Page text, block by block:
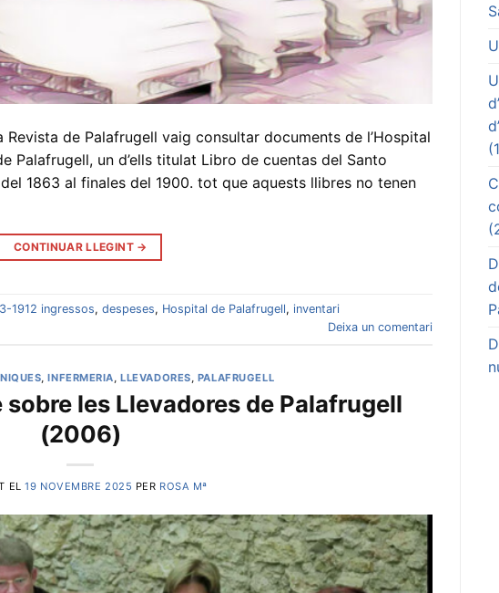
de Palafrugell vaig consultar documents de l’Hospital
Palafrugell, un d’ells titulat Libro de cuentas del Santo
1863 al finales del 1900. tot que aquests llibres no tenen
CONTINUAR LLEGINT →
1912 ingressos, despeses, Hospital de Palafrugell, inventari
Deixa un comentari
,INFERMERIA,LLEVADORES, PALAFRUGELL
les Llevadores de Palafrugell
(2006)
EL19 NOVEMBRE 2025 PER ROSA Mª